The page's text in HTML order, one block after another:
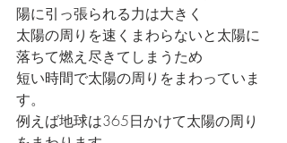
陽に引っ張られる力は大きく
太陽の周りを速くまわらないと太陽に
落ちて燃え尽きてしまうため
短い時間で太陽の周りをまわっていま
す。
例えば地球は365日かけて太陽の周り